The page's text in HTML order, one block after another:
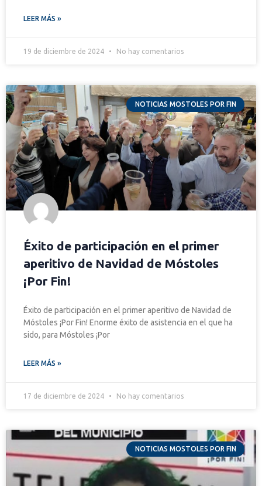
LEER MÁS »
19 de diciembre de 2024 No hay comentarios
NOTICIAS MOSTOLES POR FIN
Éxito de participación en el primer
aperitivo de Navidad de Móstoles
¡Por Fin!
Éxito de participación en el primer aperitivo de Navidad de
Móstoles ¡Por Fin! Enorme éxito de asistencia en el que ha
sido, para Móstoles ¡Por
LEER MÁS »
17 de diciembre de 2024 No hay comentarios
NOTICIAS MOSTOLES POR FIN